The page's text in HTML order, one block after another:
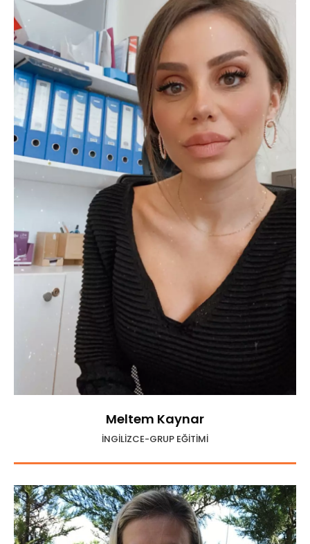
Meltem Kaynar
İNGİLİZCE-GRUP EĞİTİMİ